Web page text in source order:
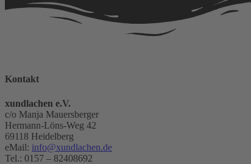
Kontakt
xundlachen e.V.
c/o Manja Mauersberger
Hermann-Löns-Weg 42
69118 Heidelberg
eMail: info@xundlachen.de
Tel.: 0157 – 82408692